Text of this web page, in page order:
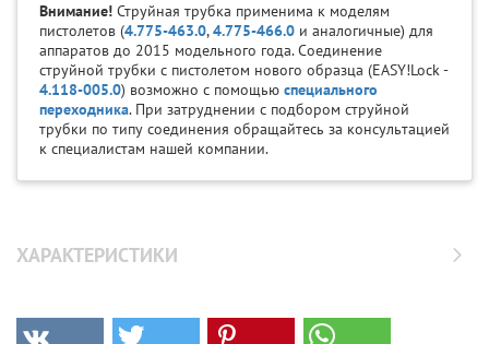
Внимание! Струйная трубка применима к моделям
пистолетов (4.775-463.0,4.775-466.0 и аналогичные) для
аппаратов до 2015 модельного года. Соединение
струйной трубки с пистолетом нового образца (EASY!Lock -
4.118-005.0) возможно с помощью специального
переходника. При затруднении с подбором струйной
трубки по типу соединения обращайтесь за консультацией
к специалистам нашей компании.
ХАРАКТЕРИСТИКИ